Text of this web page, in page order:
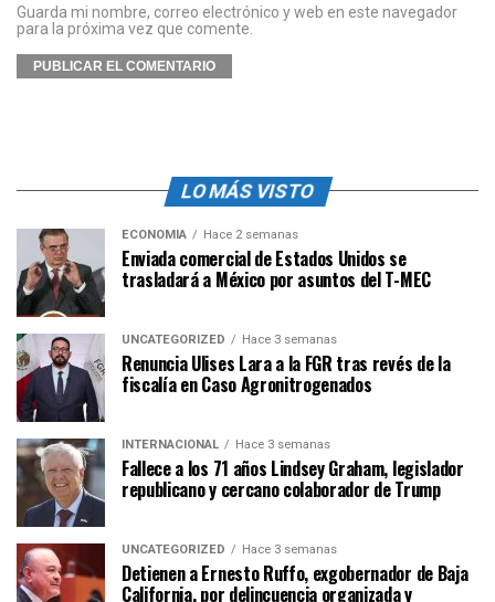
Guarda mi nombre, correo electrónico y web en este navegador
para la próxima vez que comente.
LO MÁS VISTO
ECONOMÍA Hace 2 semanas
Enviada comercial de Estados Unidos se
trasladará a México por asuntos del T-MEC
UNCATEGORIZED Hace 3 semanas
Renuncia Ulises Lara a la FGR tras revés de la
fiscalía en Caso Agronitrogenados
INTERNACIONAL Hace 3 semanas
Fallece a los 71 años Lindsey Graham, legislador
republicano y cercano colaborador de Trump
UNCATEGORIZED Hace 3 semanas
Detienen a Ernesto Ruffo, exgobernador de Baja
California, por delincuencia organizada y